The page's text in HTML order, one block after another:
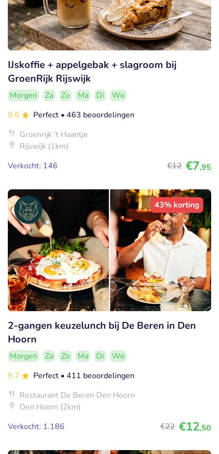
IJskoffie + appelgebak + slagroom bij
GroenRijk Rijswijk
Morgen Za Zo Ma Di
Wo
9.6
Perfect • 463 beoordelingen
Groenrijk 't Haantje
Rijswijk (1km)
Verkocht: 146
€12 €7,95
43% korting
2-gangen keuzelunch bij De Beren in Den
Hoorn
Morgen Za Zo Ma Di
Wo
9.7
Perfect • 411 beoordelingen
Restaurant De Beren Den Hoorn
Den Hoorn (2km)
Verkocht: 1.186
€22 €12,50